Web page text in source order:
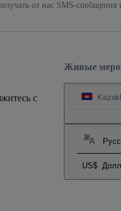
от нас SMS-сообщения
Живые
US$
с